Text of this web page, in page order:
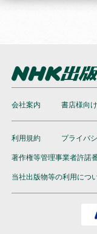
会社案内 書店様向
利用規約 プライバ
著作権等管理事業者許諾
当社出版物等の利用につ